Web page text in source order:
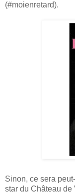
(#moienretard).
Sinon, ce sera
star du Château de